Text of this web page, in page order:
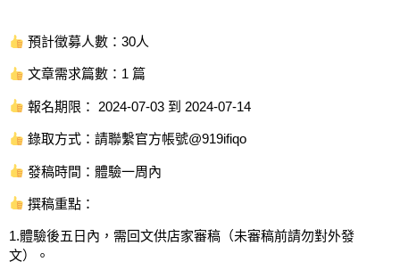
預計徵募人數：30人
文章需求篇數：1 篇
報名期限： 2024-07-03 到 2024-07-14
錄取方式：請聯繫官方帳號@919ifiqo
發稿時間：體驗一周內
撰稿重點：
1.體驗後五日內，需回文供店家審稿（未審稿前請勿對外發
文）。